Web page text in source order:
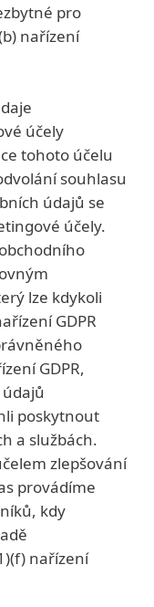
pro
nařízení
účely
tohoto účelu
souhlasu
údajů se
účely.
lze kdykoli
GDPR
GDPR,
poskytnout
a službách.
zlepšování
provádíme
kdy
nařízení